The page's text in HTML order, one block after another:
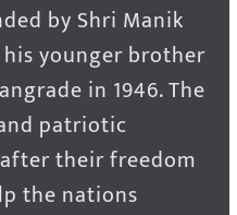
by Shri Manik
younger brother
in 1946. The
patriotic
their freedom
the nations